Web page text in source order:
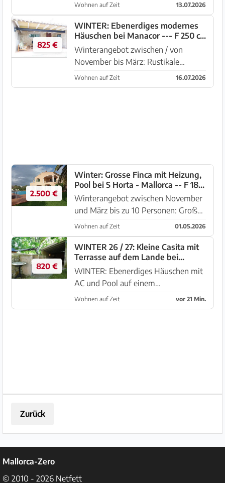
Häusern und 2 Pools bei Manacor.
Das komplett eingezäunte
Grundstück von mehr als 100.000
m2 li...
Wohnen auf Zeit 13.07.2026
825 €
WINTER: Ebenerdiges modernes
Häuschen bei Manacor --- F 250 c
WT
Winterangebot zwischen / von
November bis März: Rustikale
ebenerdige Finca mit 2
Gemeinschaftspools, BBQ und
Wohnen auf Zeit 16.07.2026
2.500 €
Winter: Grosse Finca mit Heizung,
Pool bei S Horta - Mallorca -- F 181
WT
Winterangebot zwischen November
und März bis zu 10 Personen: Großes
Landhaus mit grossem Garten und
Pool in der Nähe von S’Horta mit
Blick auf die Berge. Es liegt in
Küstennähe auf einem
eingezäumte...
Wohnen auf Zeit 01.05.2026
820 €
WINTER 26 / 27: Kleine Casita mit
Terrasse auf dem Lande bei
Manacor -- F 250 c
WINTER: Ebenerdiges Häuschen mit
AC und Pool auf einem
Gemeinschaftsgrundstück - Manacor
-- APF 250c SAISON 26 / 27:
Wohnen auf Zeit vor 21 Min.
Zurück
Mallorca-Zero
© 2010 - 2026 Netfett